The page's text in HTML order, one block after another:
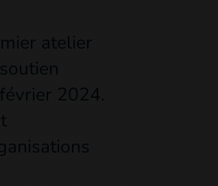
atelier
2024.